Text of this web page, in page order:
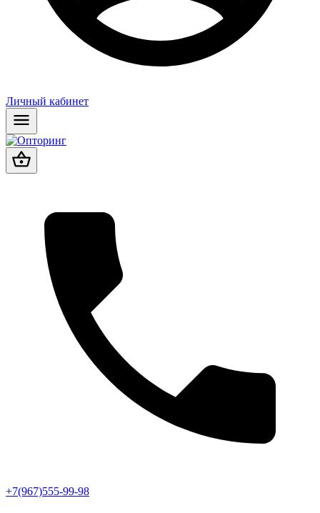
Личный кабинет
+7(967)555-99-98